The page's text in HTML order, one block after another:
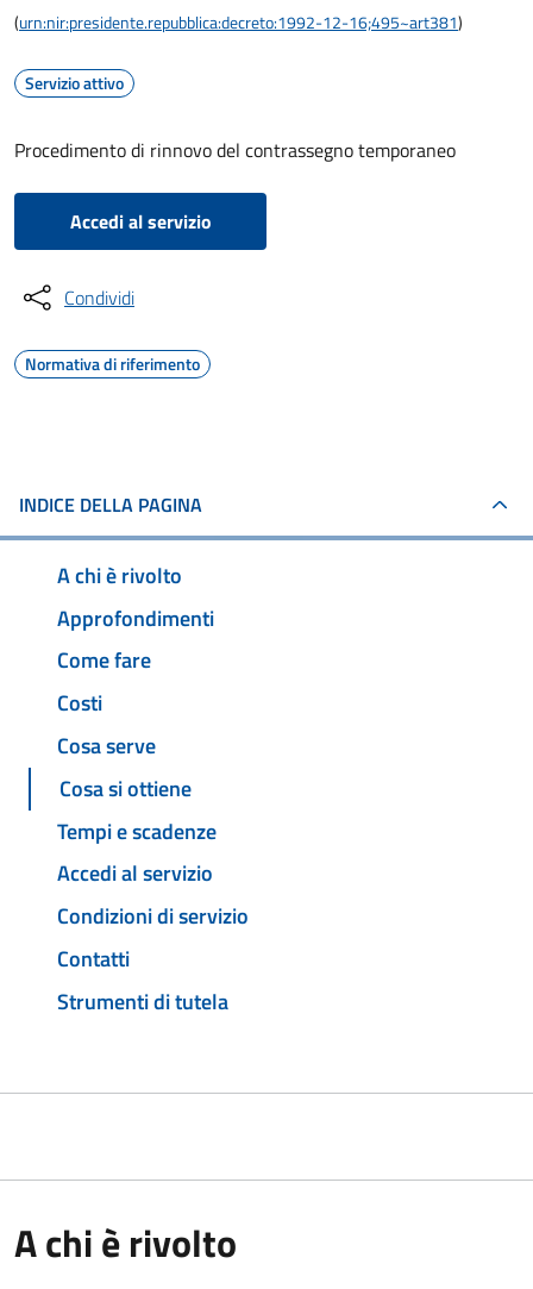
(urn:nir:presidente.repubblica:decreto:1992-12-16;495~art381)
Servizio attivo
Procedimento di rinnovo del contrassegno temporaneo
Accedi al servizio
Condividi
Normativa di riferimento
INDICE DELLA PAGINA
A chi è rivolto
Approfondimenti
Come fare
Costi
Cosa serve
Cosa si ottiene
Tempi e scadenze
Accedi al servizio
Condizioni di servizio
Contatti
Strumenti di tutela
A chi è rivolto